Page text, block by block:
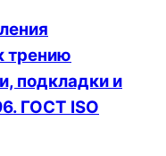
трению
подкладки и
ГОСТ ISO